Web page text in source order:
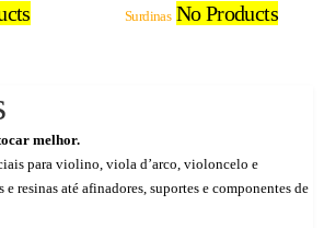
Surdinas No Products
melhor.
para violino, viola d’arco, violoncelo e
resinas até afinadores, suportes e componentes de